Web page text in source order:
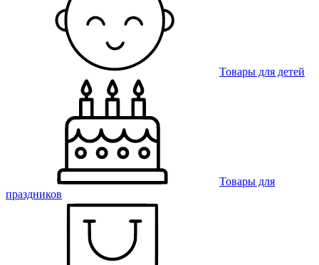
Товары для детей
Товары для
праздников